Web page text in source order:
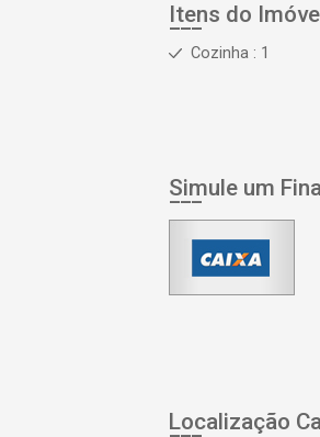
Itens do
Cozinha : 1
Simule um
Localização